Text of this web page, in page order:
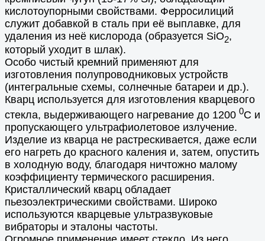
кислотоупорными свойствами. Ферросилиций
служит добавкой в сталь при её выплавке, для
удаления из неё кислорода (образуется SiO2,
который уходит в шлак).
Особо чистый кремний применяют для
изготовления полупроводниковых устройств
(интегральные схемы, солнечные батареи и др.).
Кварц используется для изготовления кварцевого
стекла, выдерживающего нагревание до 1200 0С и
пропускающего ультрафиолетовое излучение.
Изделие из кварца не растрескивается, даже если
его нагреть до красного каления и, затем, опустить
в холодную воду, благодаря ничтожно малому
коэффициенту термического расширения.
Кристаллический кварц обладает
пьезоэлектрическими свойствами. Широко
используются кварцевые ультразвуковые
вибраторы и эталоны частоты.